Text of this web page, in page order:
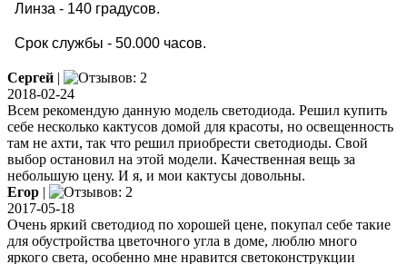
Линза - 140 градусов.
Срок службы - 50.000 часов.
Сергей |
2018-02-24
Всем рекомендую данную модель светодиода. Решил купить
себе несколько кактусов домой для красоты, но освещенность
там не ахти, так что решил приобрести светодиоды. Свой
выбор остановил на этой модели. Качественная вещь за
небольшую цену. И я, и мои кактусы довольны.
Егор |
2017-05-18
Очень яркий светодиод по хорошей цене, покупал себе такие
для обустройства цветочного угла в доме, люблю много
яркого света, особенно мне нравится светоконструкции